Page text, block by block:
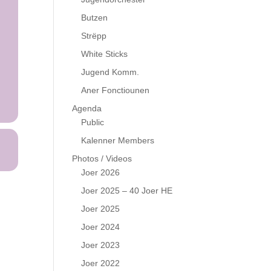
Butzen
Strëpp
White Sticks
Jugend Komm.
Aner Fonctiounen
Agenda
Public
Kalenner Members
Photos / Videos
Joer 2026
Joer 2025 – 40 Joer HE
Joer 2025
Joer 2024
Joer 2023
Joer 2022